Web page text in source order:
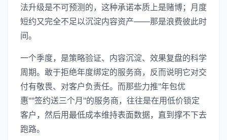
法升级是不可预测的，这种承诺本质上是赌博；月度
短约又完全不足以沉淀内容资产——那是浪费彼此时
间。
一个季度，是策略验证、内容沉淀、效果复盘的科学
周期。敢于拒绝年度绑定的服务商，反而说明它对交
付有敬畏、对客户负责任。而那些力推"年包优
惠""签约送三个月"的服务商，往往是在用低价锁定
客户，然后用最低成本维持表面数据，直到撑不下去
跑路。